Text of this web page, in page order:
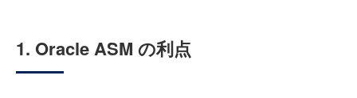
1. Oracle ASM の利点